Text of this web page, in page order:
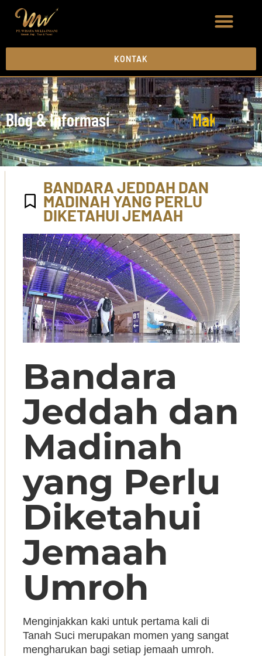
KONTAK
Blog & Informasi MakkahMa
BANDARA JEDDAH DAN
MADINAH YANG PERLU
DIKETAHUI JEMAAH
Bandara
Jeddah dan
Madinah
yang Perlu
Diketahui
Jemaah
Umroh
Menginjakkan kaki untuk pertama kali di
Tanah Suci merupakan momen yang sangat
mengharukan bagi setiap jemaah umroh.